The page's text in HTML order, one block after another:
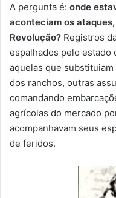
A pergunta é: onde
aconteciam os
Revolução? Registros
espalhados pelo estado
aquelas que
dos ranchos, outras
comandando
agrícolas do mercado
acompanhavam seus
de feridos.